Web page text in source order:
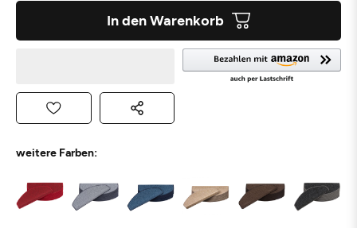
In den Warenkorb
weitere Farben: